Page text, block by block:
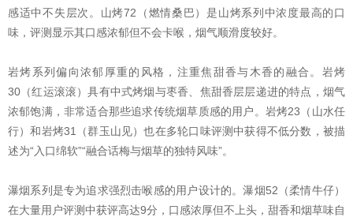
感适中不失层次。山烤72（燃情桑巴）是山烤系列中浓度最高的口
味，评测显示其口感浓郁但不会卡喉，烟气顺滑度较好。
岩烤系列偏向浓郁厚重的风格，注重焦甜香与木香的融合。岩烤
30（红运滚滚）具有中式烤烟与枣香、焦甜香层层递进的特点，烟气
浓郁饱满，非常适合那些追求传统烟草质感的用户。岩烤23（山水任
行）和岩烤31（群玉山见）也在多轮口味评测中获得不低分数，被描
述为“入口绵软”“融合话梅与烟草的独特风味”。
瀑烟系列是专为追求强烈击喉感的用户设计的。瀑烟52（柔情牛仔）
在大量用户评测中获评高达9分，口感浓厚但不上头，甜香和烟草味自